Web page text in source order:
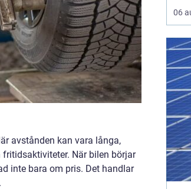
avstånden kan vara långa,
När bilen börjar
inte bara om pris. Det handlar
att
06